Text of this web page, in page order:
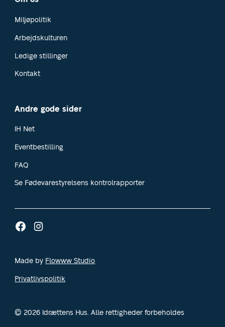
Miljøpolitik
Arbejdskulturen
Ledige stillinger
Kontakt
Andre gode sider
IH Net
Eventbestilling
FAQ
Se Fødevarestyrelsens kontrolrapporter
© 2026 Idrættens Hus. Alle rettigheder forbeholdes
Made by Flowww Studio
Privatlivspolitik